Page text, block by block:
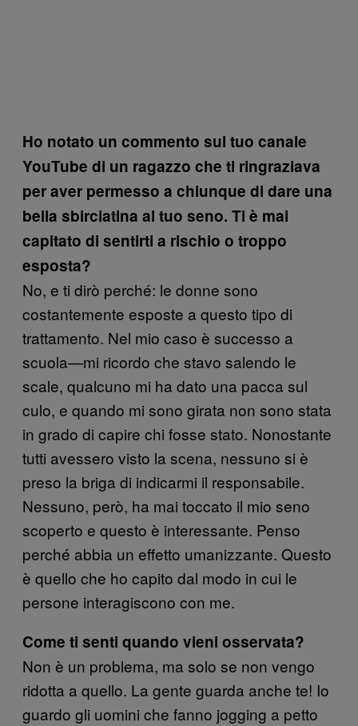
Ho notato un commento sul tuo canale
YouTube di un ragazzo che ti ringraziava
per aver permesso a chiunque di dare una
bella sbirciatina al tuo seno. Ti è mai
capitato di sentirti a rischio o troppo
esposta?
No, e ti dirò perché: le donne sono
costantemente esposte a questo tipo di
trattamento. Nel mio caso è successo a
scuola—mi ricordo che stavo salendo le
scale, qualcuno mi ha dato una pacca sul
culo, e quando mi sono girata non sono stata
in grado di capire chi fosse stato. Nonostante
tutti avessero visto la scena, nessuno si è
preso la briga di indicarmi il responsabile.
Nessuno, però, ha mai toccato il mio seno
scoperto e questo è interessante. Penso
perché abbia un effetto umanizzante. Questo
è quello che ho capito dal modo in cui le
persone interagiscono con me.
Come ti senti quando vieni osservata?
Non è un problema, ma solo se non vengo
ridotta a quello. La gente guarda anche te! Io
guardo gli uomini che fanno jogging a petto